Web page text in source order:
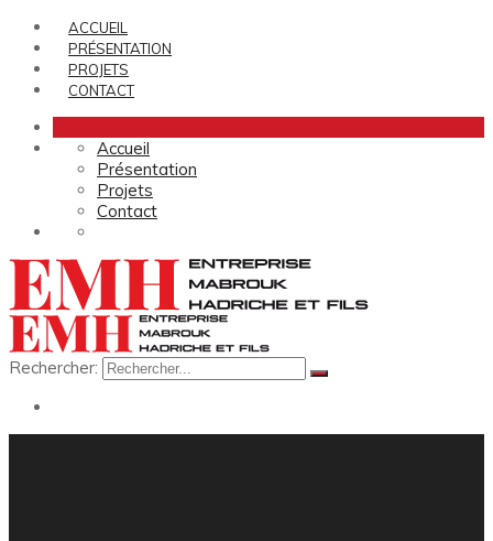
ACCUEIL
PRÉSENTATION
PROJETS
CONTACT
Accueil
Présentation
Projets
Contact
Rechercher: